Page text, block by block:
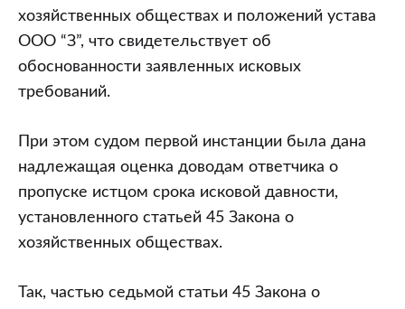
хозяйственных обществах и положений устава
ООО “З”, что свидетельствует об
обоснованности заявленных исковых
требований.
При этом судом первой инстанции была дана
надлежащая оценка доводам ответчика о
пропуске истцом срока исковой давности,
установленного статьей 45 Закона о
хозяйственных обществах.
Так, частью седьмой статьи 45 Закона о